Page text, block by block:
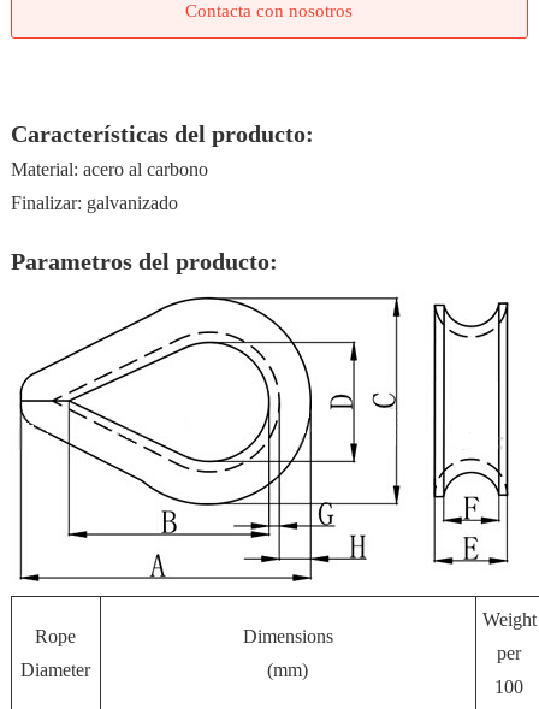
Contacta con nosotros
Características del producto:
Material: acero al carbono
Finalizar: galvanizado
Parametros del producto:
Rope
Diameter
Dimensions
(mm)
Weight
per
100